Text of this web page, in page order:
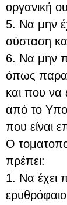
οργανική
5. Να μην
σύσταση
6. Να μην
όπως
και που να
από το
που είναι
Ο
πρέπει:
1. Nα έχει